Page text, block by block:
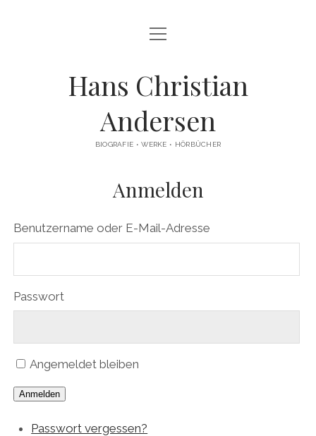
HÖRBÜCHER
öffnen
ANDERSENS LEBEN BEI PIERER
BIOGRAFIE ANDERSEN BEI MEYER
REZEPTION
Menü
ANDERSEN-ADAPTIONEN
ANDERSEN-MÄRCHEN
Menü
öffnen
Hans Christian
Andersen
BIOGRAFIE • WERKE • HÖRBÜCHER
Anmelden
Benutzername oder E-Mail-Adresse
Passwort
Angemeldet bleiben
Anmelden
Passwort vergessen?